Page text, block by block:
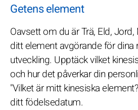
Getens element
Oavsett om du är Trä, Eld,
ditt element avgörande för dina
utveckling. Upptäck vilket
och hur det påverkar din
"Vilket är mitt kinesiska
ditt födelsedatum.